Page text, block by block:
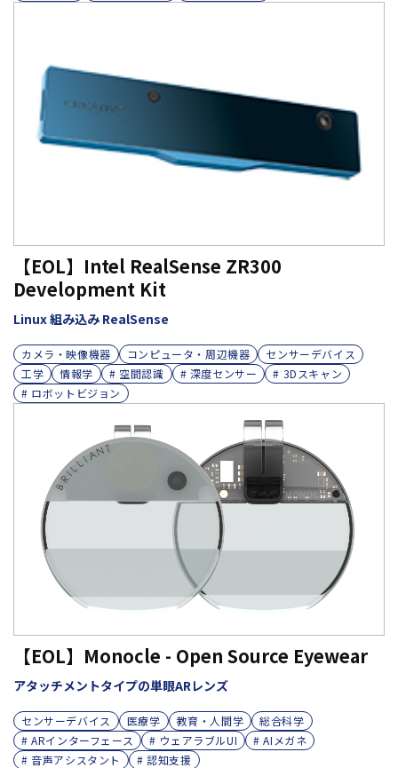
【EOL】Intel RealSense ZR300
Development Kit
Linux 組み込み RealSense
カメラ・映像機器 コンピュータ・周辺機器
センサーデバイス
工学
情報学 # 空間認識 # 深度センサー
# 3Dスキャン
# ロボットビジョン
【EOL】Monocle - Open Source Eyewear
アタッチメントタイプの単眼ARレンズ
センサーデバイス 医療学 教育・人間学
総合科学
# ARインターフェース
# ウェアラブルUI
# AIメガネ
# 音声アシスタント
# 認知支援